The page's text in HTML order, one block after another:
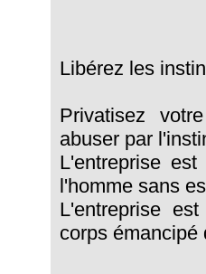
Libérez les
Privatisez
abuser par
L'entreprise
l'homme sans
L'entreprise
corps émancipé